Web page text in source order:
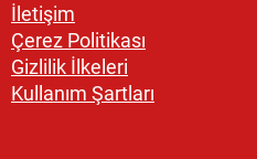
İletişim
Çerez Politikası
Gizlilik İlkeleri
Kullanım Şartları